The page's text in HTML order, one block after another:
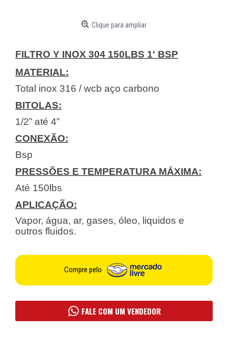
Clique para ampliar
FILTRO Y INOX 304 150LBS 1' BSP
MATERIAL:
Total inox 316 / wcb aço carbono
BITOLAS:
1/2” até 4”
CONEXÃO:
Bsp
PRESSÕES E TEMPERATURA MÁXIMA:
Até 150lbs
APLICAÇÃO:
Vapor, água, ar, gases, óleo, liquidos e
outros fluidos.
Compre pelo
FALE COM UM VENDEDOR